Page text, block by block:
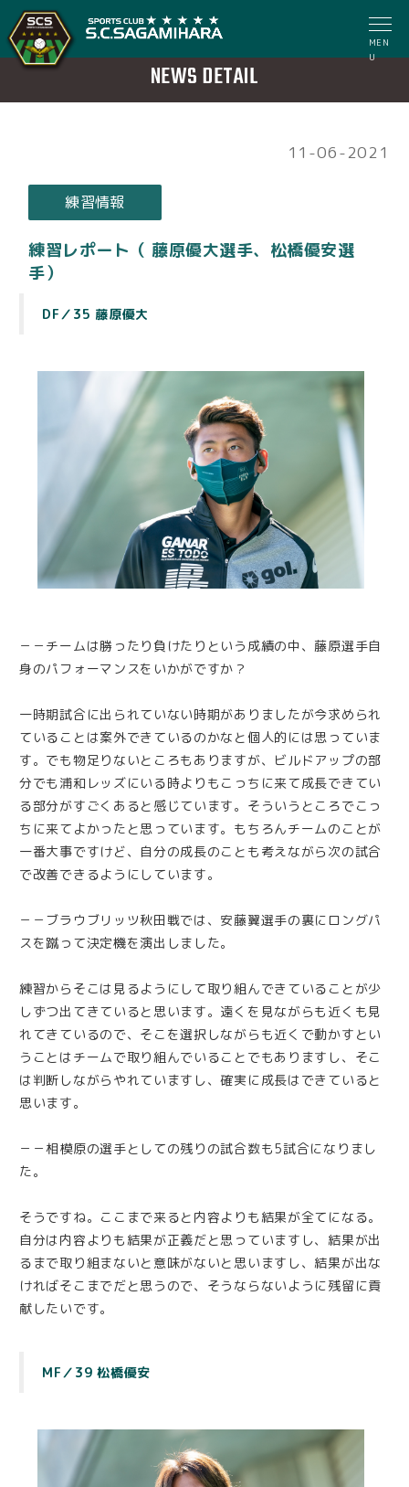
MEN
U
NEWS DETAIL
11-06-2021
練習情報
練習レポート（ 藤原優大選手、松橋優安選
手）
DF／35 藤原優大
－－チームは勝ったり負けたりという成績の中、藤原選手自
身のパフォーマンスをいかがですか？
一時期試合に出られていない時期がありましたが今求められ
ていることは案外できているのかなと個人的には思っていま
す。でも物足りないところもありますが、ビルドアップの部
分でも浦和レッズにいる時よりもこっちに来て成長できてい
る部分がすごくあると感じています。そういうところでこっ
ちに来てよかったと思っています。もちろんチームのことが
一番大事ですけど、自分の成長のことも考えながら次の試合
で改善できるようにしています。
－－ブラウブリッツ秋田戦では、安藤翼選手の裏にロングパ
スを蹴って決定機を演出しました。
練習からそこは見るようにして取り組んできていることが少
しずつ出てきていると思います。遠くを見ながらも近くも見
れてきているので、そこを選択しながらも近くで動かすとい
うことはチームで取り組んでいることでもありますし、そこ
は判断しながらやれていますし、確実に成長はできていると
思います。
－－相模原の選手としての残りの試合数も5試合になりまし
た。
そうですね。ここまで来ると内容よりも結果が全てになる。
自分は内容よりも結果が正義だと思っていますし、結果が出
るまで取り組まないと意味がないと思いますし、結果が出な
ければそこまでだと思うので、そうならないように残留に貢
献したいです。
MF／39 松橋優安